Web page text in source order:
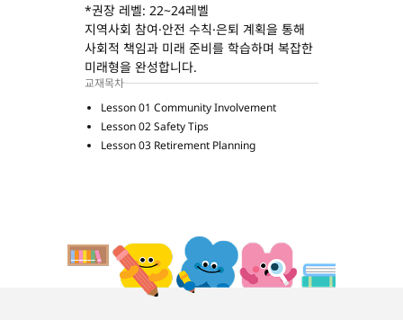
*권장 레벨: 22~24레벨
지역사회 참여·안전 수칙·은퇴 계획을 통해
사회적 책임과 미래 준비를 학습하며 복잡한
미래형을 완성합니다.
교재목차
Lesson 01 Community Involvement
Lesson 02 Safety Tips
Lesson 03 Retirement Planning